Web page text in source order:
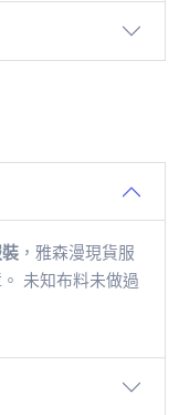
，雅森漫現貨服
未知布料未做過